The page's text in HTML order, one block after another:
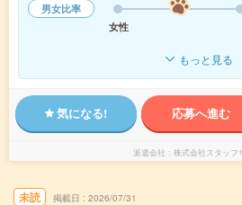
男女比率
女性
もっと見る
気になる! 応募へ進む
派遣会社 株式会社スタッフ
未読 掲載日 2026/07/31